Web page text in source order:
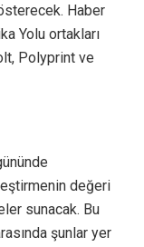
Haber
Yolu ortakları
Polyprint ve
değeri
sunacak. Bu
şunlar yer